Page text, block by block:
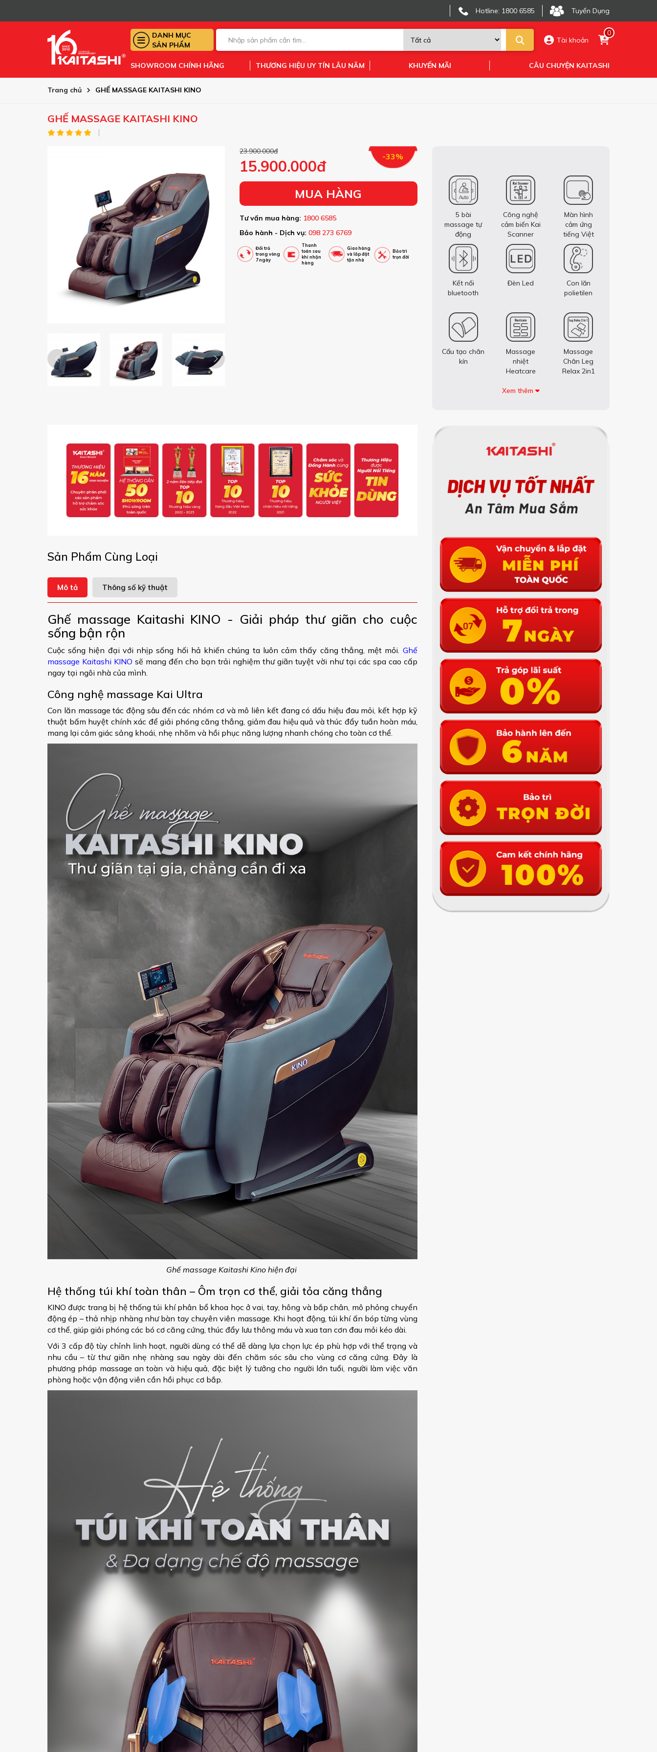
Hotline: 1800 6585 Tuyển Dụng
DANH MỤC
SẢN PHẨM
Tài khoản
0
SHOWROOM CHÍNH HÃNG THƯƠNG HIỆU UY TÍN LÂU NĂM KHUYẾN MÃI CÂU CHUYỆN KAITASHI
Trang chủ GHẾ MASSAGE KAITASHI KINO
GHẾ MASSAGE KAITASHI KINO
23.900.000đ
15.900.000đ
-33%
MUA HÀNG
Tư vấn mua hàng: 1800 6585
Bảo hành - Dịch vụ:098 273 6769
Đổi trả
trong vòng
7 ngày
Thanh
toán sau
khi nhận
hàng
Giao hàng
và lắp đặt
tận nhà
Bảo trì
trọn đời
5 bài
massage tự
động
Công nghệ
cảm biến Kai
Scanner
Màn hình
cảm ứng
tiếng Việt
Kết nối
bluetooth
Đèn Led
Con lăn
polietilen
Cấu tạo chân
kín
Massage
nhiệt
Heatcare
Massage
Chân Leg
Relax 2in1
Xem thêm
Sản Phẩm Cùng Loại
Mô tả Thông số kỹ thuật
Ghế massage Kaitashi KINO - Giải pháp thư giãn cho cuộc
sống bận rộn
Cuộc sống hiện đại với nhịp sống hối hả khiến chúng ta luôn cảm thấy căng thẳng, mệt mỏi. Ghế
massage Kaitashi KINO sẽ mang đến cho bạn trải nghiệm thư giãn tuyệt vời như tại các spa cao cấp
ngay tại ngôi nhà của mình.
Công nghệ massage Kai Ultra
Con lăn massage tác động sâu đến các nhóm cơ và mô liên kết đang có dấu hiệu đau mỏi, kết hợp kỹ
thuật bấm huyệt chính xác để giải phóng căng thẳng, giảm đau hiệu quả và thúc đẩy tuần hoàn máu,
mang lại cảm giác sảng khoái, nhẹ nhõm và hồi phục năng lượng nhanh chóng cho toàn cơ thể.
Ghế massage Kaitashi Kino hiện đại
Hệ thống túi khí toàn thân – Ôm trọn cơ thể, giải tỏa căng thẳng
KINO được trang bị hệ thống túi khí phân bổ khoa học ở vai, tay, hông và bắp chân, mô phỏng chuyển
động ép – thả nhịp nhàng như bàn tay chuyên viên massage. Khi hoạt động, túi khí ấn bóp từng vùng
cơ thể, giúp giải phóng các bó cơ căng cứng, thúc đẩy lưu thông máu và xua tan cơn đau mỏi kéo dài.
Với 3 cấp độ tùy chỉnh linh hoạt, người dùng có thể dễ dàng lựa chọn lực ép phù hợp với thể trạng và
nhu cầu – từ thư giãn nhẹ nhàng sau ngày dài đến chăm sóc sâu cho vùng cơ căng cứng. Đây là
phương pháp massage an toàn và hiệu quả, đặc biệt lý tưởng cho người lớn tuổi, người làm việc văn
phòng hoặc vận động viên cần hồi phục cơ bắp.